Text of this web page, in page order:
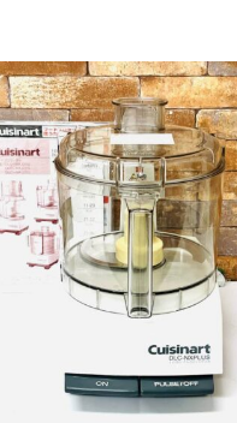
簡単操作！LINE査定
宅配買取
出張買取
買取商品ジャンル
買取強化ブランド
よくある質問
お客様の声